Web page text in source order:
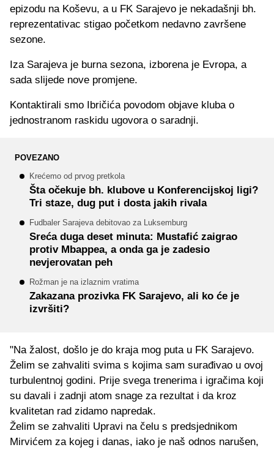
epizodu na Koševu, a u FK Sarajevo je nekadašnji bh.
reprezentativac stigao početkom nedavno završene
sezone.
Iza Sarajeva je burna sezona, izborena je Evropa, a
sada slijede nove promjene.
Kontaktirali smo Ibričića povodom objave kluba o
jednostranom raskidu ugovora o saradnji.
POVEZANO
Krećemo od prvog pretkola
Šta očekuje bh. klubove u Konferencijskoj ligi?
Tri staze, dug put i dosta jakih rivala
Fudbaler Sarajeva debitovao za Luksemburg
Sreća duga deset minuta: Mustafić zaigrao
protiv Mbappea, a onda ga je zadesio
nevjerovatan peh
Rožman je na izlaznim vratima
Zakazana prozivka FK Sarajevo, ali ko će je
izvršiti?
"Na žalost, došlo je do kraja mog puta u FK Sarajevo.
Želim se zahvaliti svima s kojima sam surađivao u ovoj
turbulentnoj godini. Prije svega trenerima i igračima koji
su davali i zadnji atom snage za rezultat i da kroz
kvalitetan rad zidamo napredak.
Želim se zahvaliti Upravi na čelu s predsjednikom
Mirvićem za kojeg i danas, iako je naš odnos narušen,